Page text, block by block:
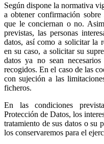
Según dispone la normativa
a obtener confirmación sobre
que le conciernan o no.
previstas, las personas
datos, así como a solicitar la
en su caso, a solicitar su
datos ya no sean
recogidos. En el caso de las
con sujeción a las
ficheros.
En las condiciones
Protección de Datos, los
tratamiento de sus datos o su
los conservaremos para el